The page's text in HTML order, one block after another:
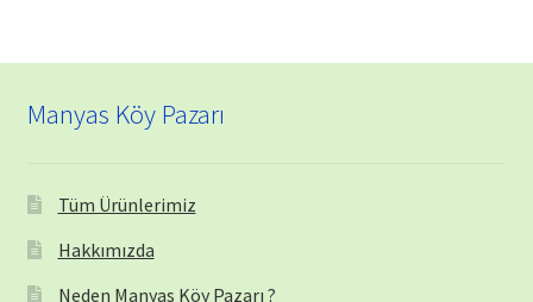
Manyas Köy Pazarı
Tüm Ürünlerimiz
Hakkımızda
Neden Manyas Köy Pazarı ?